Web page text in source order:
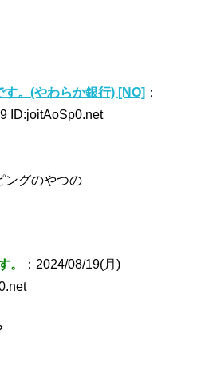
す。(やわらか銀行) [NO] ：
ID:joitAoSp0.net
ングのやつの
。
：2024/08/19(月)